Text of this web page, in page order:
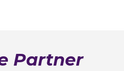
Partner